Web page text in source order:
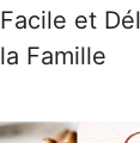
Facile et
la Famille